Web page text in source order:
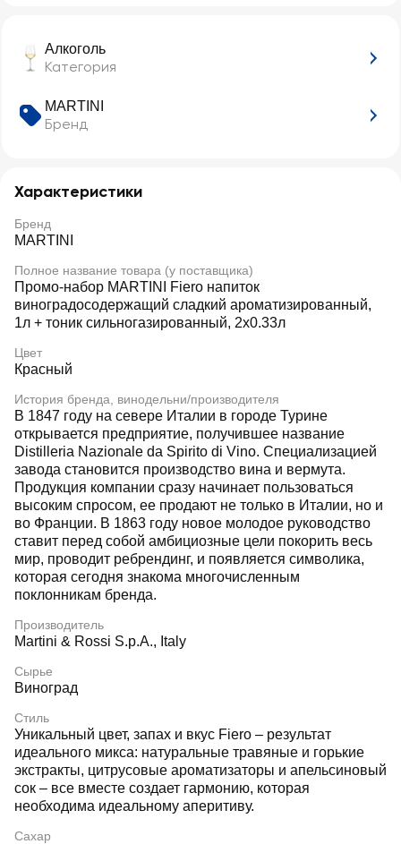
Алкоголь
Категория
MARTINI
Бренд
Характеристики
Бренд
MARTINI
Полное название товара (у поставщика)
Промо-набор MARTINI Fiero напиток
виноградосодержащий сладкий ароматизированный,
1л + тоник сильногазированный, 2х0.33л
Цвет
Красный
История бренда, винодельни/производителя
В 1847 году на севере Италии в городе Турине
открывается предприятие, получившее название
Distilleria Nazionale da Spirito di Vino. Специализацией
завода становится производство вина и вермута.
Продукция компании сразу начинает пользоваться
высоким спросом, ее продают не только в Италии, но и
во Франции. В 1863 году новое молодое руководство
ставит перед собой амбициозные цели покорить весь
мир, проводит ребрендинг, и появляется символика,
которая сегодня знакома многочисленным
поклонникам бренда.
Производитель
Martini & Rossi S.p.A., Italy
Сырье
Виноград
Стиль
Уникальный цвет, запах и вкус Fiero – результат
идеального микса: натуральные травяные и горькие
экстракты, цитрусовые ароматизаторы и апельсиновый
сок – все вместе создает гармонию, которая
необходима идеальному аперитиву.
Сахар